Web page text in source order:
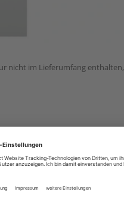
nicht im Lieferumfang enthalten,